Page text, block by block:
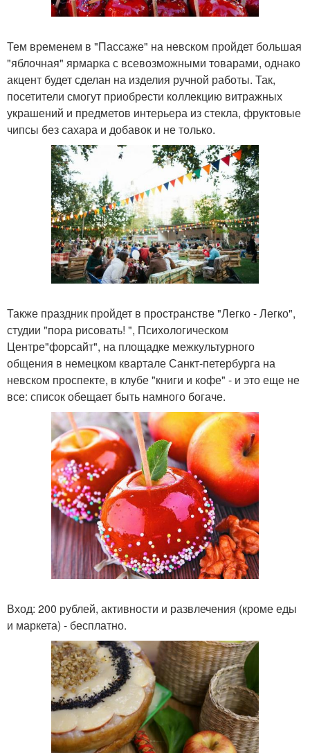
Тем временем в "Пассаже" на невском пройдет большая
"яблочная" ярмарка с всевозможными товарами, однако
акцент будет сделан на изделия ручной работы. Так,
посетители смогут приобрести коллекцию витражных
украшений и предметов интерьера из стекла, фруктовые
чипсы без сахара и добавок и не только.
Также праздник пройдет в пространстве "Легко - Легко",
студии "пора рисовать! ", Психологическом
Центре"форсайт", на площадке межкультурного
общения в немецком квартале Санкт-петербурга на
невском проспекте, в клубе "книги и кофе" - и это еще не
все: список обещает быть намного богаче.
Вход: 200 рублей, активности и развлечения (кроме еды
и маркета) - бесплатно.